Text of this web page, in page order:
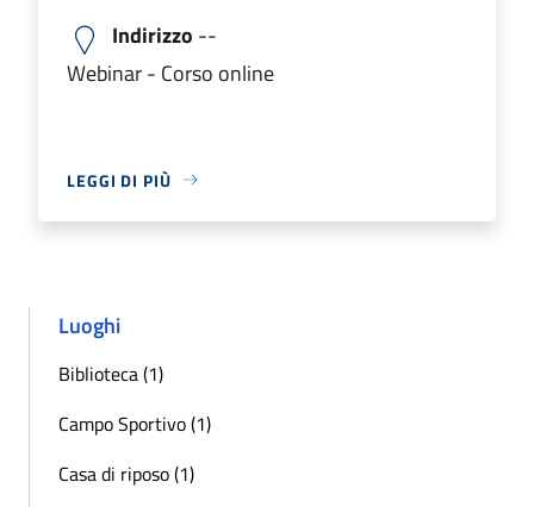
Indirizzo --
Webinar - Corso online
LEGGI DI PIÙ
Luoghi
Biblioteca (1)
Campo Sportivo (1)
Casa di riposo (1)